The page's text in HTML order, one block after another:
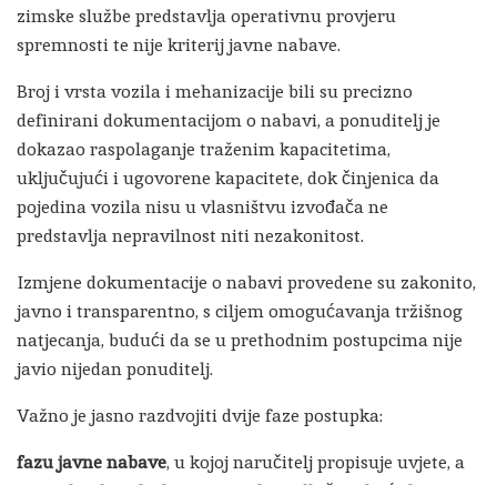
zimske službe predstavlja operativnu provjeru
spremnosti te nije kriterij javne nabave.
Broj i vrsta vozila i mehanizacije bili su precizno
definirani dokumentacijom o nabavi, a ponuditelj je
dokazao raspolaganje traženim kapacitetima,
uključujući i ugovorene kapacitete, dok činjenica da
pojedina vozila nisu u vlasništvu izvođača ne
predstavlja nepravilnost niti nezakonitost.
Izmjene dokumentacije o nabavi provedene su zakonito,
javno i transparentno, s ciljem omogućavanja tržišnog
natjecanja, budući da se u prethodnim postupcima nije
javio nijedan ponuditelj.
Važno je jasno razdvojiti dvije faze postupka:
fazu javne nabave, u kojoj naručitelj propisuje uvjete, a